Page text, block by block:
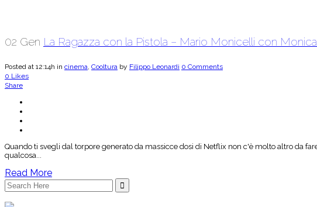
02 Gen La Ragazza con la Pistola – Mario Monicelli con
Posted at 12:14h in cinema, Cooltura by Filippo Leonardi 0 Comments
0 Likes
Share
Quando ti svegli dal torpore generato da massicce dosi di Netflix non c'è molto altro da
qualcosa...
Read More
Search
for: